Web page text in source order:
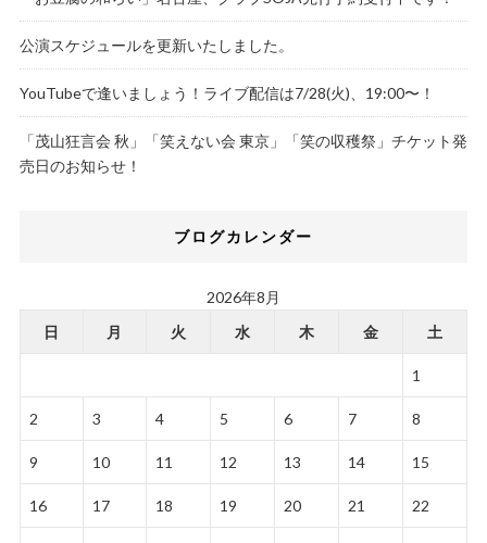
公演スケジュールを更新いたしました。
YouTubeで逢いましょう！ライブ配信は7/28(火)、19:00〜！
「茂山狂言会 秋」「笑えない会 東京」「笑の収穫祭」チケット発
売日のお知らせ！
ブログカレンダー
2026年8月
日
月 火 水 木 金 土
1
2 3 4 5 6 7 8
9 10 11 12 13 14 15
16 17 18 19 20 21 22